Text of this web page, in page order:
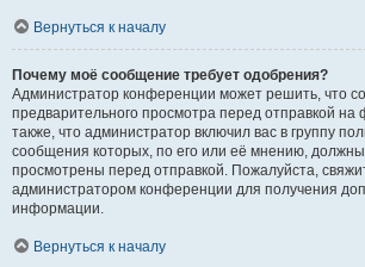
Вернуться к началу
Почему моё сообщение требует одобрения?
Администратор конференции может решить, что
предварительного просмотра перед отправкой
также, что администратор включил вас в группу
сообщения которых, по его или её мнению,
просмотрены перед отправкой. Пожалуйста,
администратором конференции для получения
информации.
Вернуться к началу